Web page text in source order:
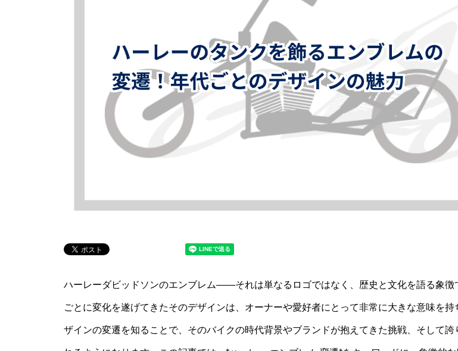
ハーレーダビッドソンのエンブレム――それは単なるロゴではなく、歴史と文化を語る象徴
ごとに変化を遂げてきたそのデザインは、オーナーや愛好者にとって非常に大きな意味を持
ザインの変遷を知ることで、そのバイクの時代背景やブランドが抱えてきた挑戦、そして誇